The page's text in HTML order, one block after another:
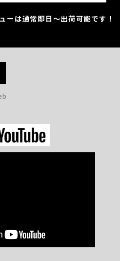
ーは通常即日～出荷可能です！